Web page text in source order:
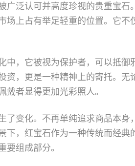
广泛认可并高度珍视的贵重宝石
场上占有举足轻重的位置。它不
中，它被视为保护者，可以抵御
资，更是一种精神上的寄托。无
者显得更加光彩照人。
了变化。不再单纯追求商品本身
下，红宝石作为一种传统而经典
组成部分。